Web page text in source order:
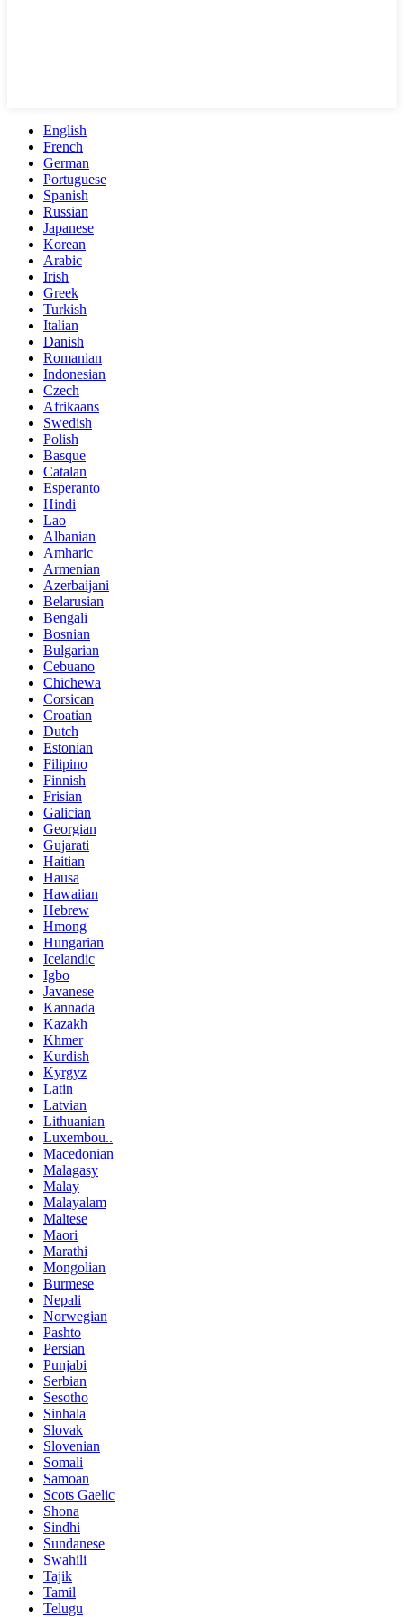
English
French
German
Portuguese
Spanish
Russian
Japanese
Korean
Arabic
Irish
Greek
Turkish
Italian
Danish
Romanian
Indonesian
Czech
Afrikaans
Swedish
Polish
Basque
Catalan
Esperanto
Hindi
Lao
Albanian
Amharic
Armenian
Azerbaijani
Belarusian
Bengali
Bosnian
Bulgarian
Cebuano
Chichewa
Corsican
Croatian
Dutch
Estonian
Filipino
Finnish
Frisian
Galician
Georgian
Gujarati
Haitian
Hausa
Hawaiian
Hebrew
Hmong
Hungarian
Icelandic
Igbo
Javanese
Kannada
Kazakh
Khmer
Kurdish
Kyrgyz
Latin
Latvian
Lithuanian
Luxembou..
Macedonian
Malagasy
Malay
Malayalam
Maltese
Maori
Marathi
Mongolian
Burmese
Nepali
Norwegian
Pashto
Persian
Punjabi
Serbian
Sesotho
Sinhala
Slovak
Slovenian
Somali
Samoan
Scots Gaelic
Shona
Sindhi
Sundanese
Swahili
Tajik
Tamil
Telugu